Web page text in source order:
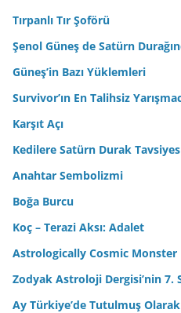
Tırpanlı Tır Şoförü
Şenol Güneş de Satürn
Güneş’in Bazı Yüklemleri
Survivor’ın En Talihsiz
Karşıt Açı
Kedilere Satürn Durak
Anahtar Sembolizmi
Boğa Burcu
Koç – Terazi Aksı: Adalet
Astrologically Cosmic Monster
Zodyak Astroloji Dergisi’nin 7.
Ay Türkiye’de Tutulmuş